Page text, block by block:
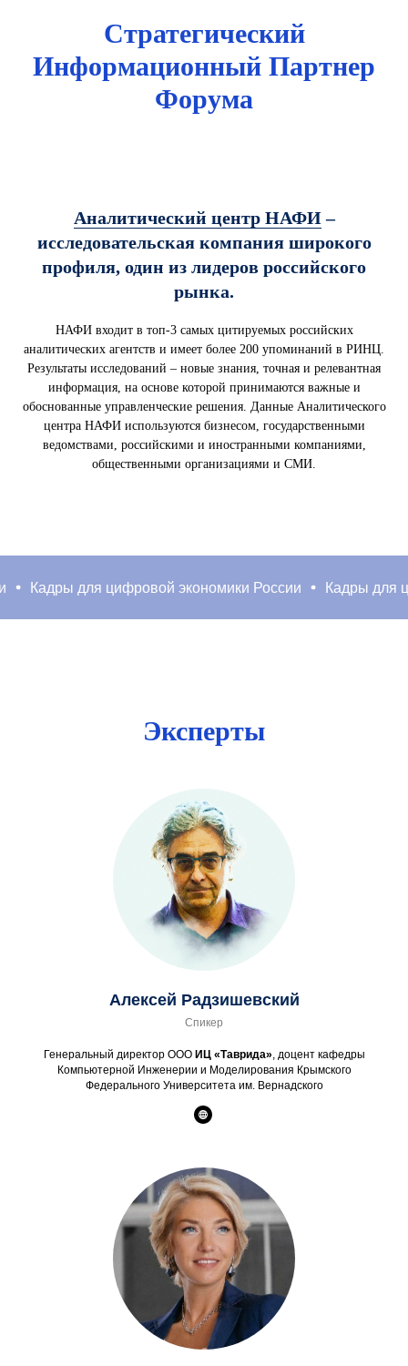
Стратегический
Информационный Партнер
Форума
Аналитический центр НАФИ–
исследовательская компания широкого
профиля, один из лидеров российского
рынка.
НАФИ входит в топ-3 самых цитируемых российских
аналитических агентств и имеет более 200 упоминаний в РИНЦ.
Результаты исследований – новые знания, точная и релевантная
информация, на основе которой принимаются важные и
обоснованные управленческие решения. Данные Аналитического
центра НАФИ используются бизнесом, государственными
ведомствами, российскими и иностранными компаниями,
общественными организациями и СМИ.
Кадры для цифровой экономики России Кадры для
Эксперты
Алексей Радзишевский
Спикер
Генеральный директор ООО ИЦ «Таврида», доцент кафедры
Компьютерной Инженерии и Моделирования Крымского
Федерального Университета им. Вернадского